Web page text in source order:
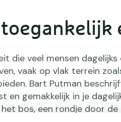
die veel mensen
vaak op vlak terrein
Bart Putman
en gemakkelijk in je
bos, een rondje door